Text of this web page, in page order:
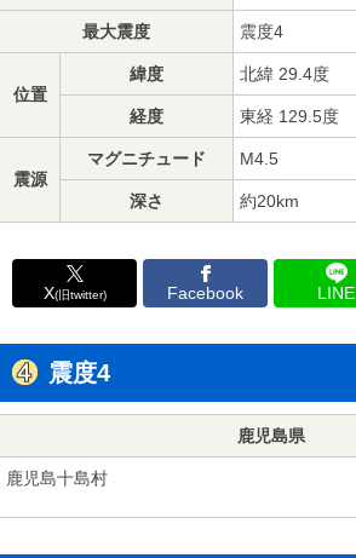
最大震度 震度4
位置
緯度 北緯 29.4度
経度 東経 129.5度
震源
マグニチュード M4.5
深さ 約20km
X(旧twitter) Facebook LINE
震度4
鹿児島県
鹿児島十島村